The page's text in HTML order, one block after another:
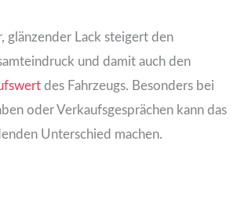
glänzender Lack steigert den
und damit auch den
des Fahrzeugs. Besonders bei
oder Verkaufsgesprächen kann das
Unterschied machen.